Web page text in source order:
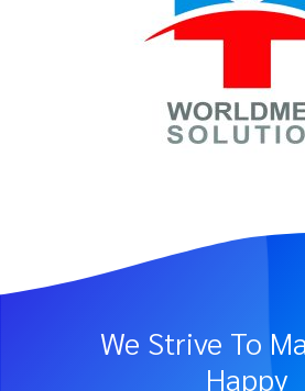
We Strive To
Happy